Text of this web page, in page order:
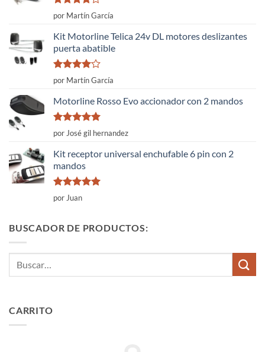
Valorado
con
5
por Martín García
Kit Motorline Telica 24v DL motores deslizantes
puerta abatible
Valorado
con
5
por Martín García
Motorline Rosso Evo accionador con 2 mandos
Valorado
con
de 5
por José gil hernandez
Kit receptor universal enchufable 6 pin con 2
mandos
Valorado
con
por Juan
BUSCADOR DE PRODUCTOS:
CARRITO